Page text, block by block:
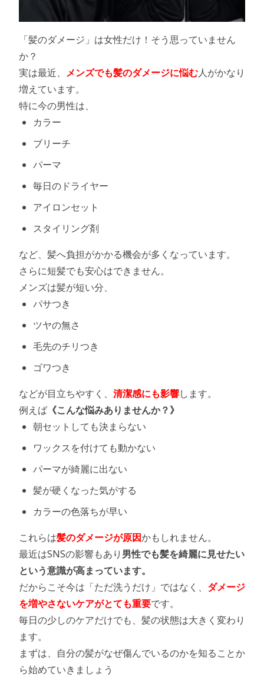
「髪のダメージ」は女性だけ！そう思っていません
か？
実は最近、 メンズでも髪のダメージに悩む人がかなり
増えています。
特に今の男性は、
カラー
ブリーチ
パーマ
毎日のドライヤー
アイロンセット
スタイリング剤
など、髪へ負担がかかる機会が多くなっています。
さらに短髪でも安心はできません。
メンズは髪が短い分、
パサつき
ツヤの無さ
毛先のチリつき
ゴワつき
などが目立ちやすく、 清潔感にも影響します。
例えば 《こんな悩みありませんか？》
朝セットしても決まらない
ワックスを付けても動かない
パーマが綺麗に出ない
髪が硬くなった気がする
カラーの色落ちが早い
これらは髪のダメージが原因かもしれません。
最近はSNSの影響もあり 男性でも髪を綺麗に見せたい
という意識が高まっています。
だからこそ今は「ただ洗うだけ」ではなく、 ダメージ
を増やさないケアがとても重要です。
毎日の少しのケアだけでも、髪の状態は大きく変わり
ます。
まずは、自分の髪がなぜ傷んでいるのかを知ることか
ら始めていきましょう